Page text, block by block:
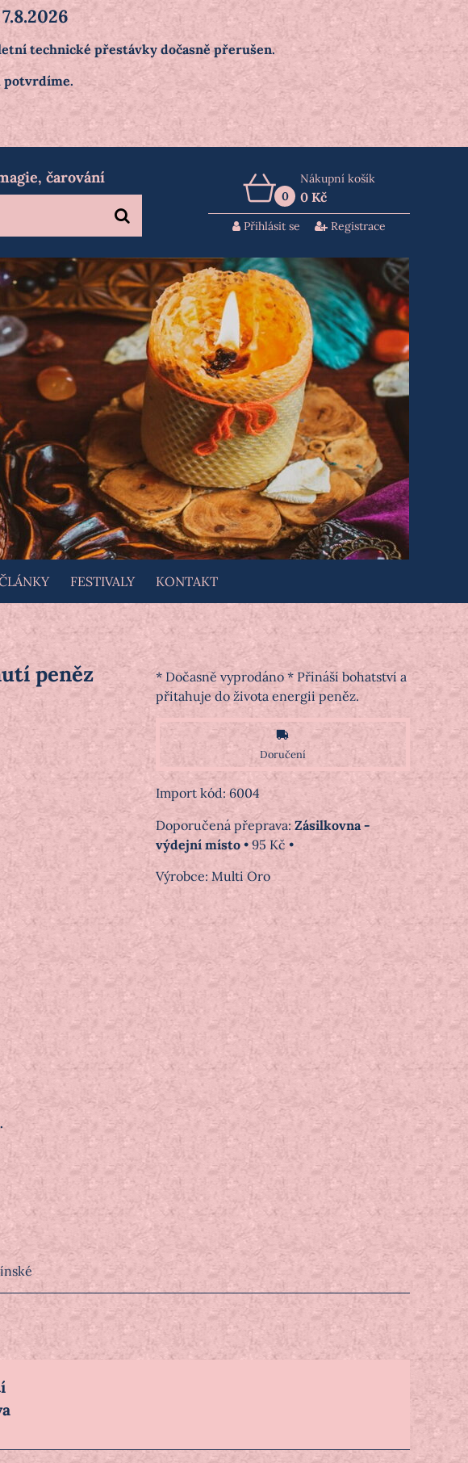
technické přestávky dočasně přerušen.
potvrdíme.
čarování
0
Nákupní košík
0 Kč
Přihlásit se Registrace
FESTIVALY KONTAKT
peněz
* Dočasně vyprodáno * Přináší bohatství a
přitahuje do života energii peněz.
Doručení
Import kód: 6004
Zásilkovna -
výdejní místo • 95 Kč •
Výrobce: Multi Oro